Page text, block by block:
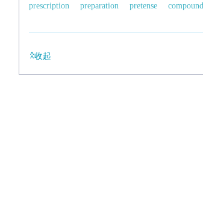
prescription
preparation pretense compound
收起